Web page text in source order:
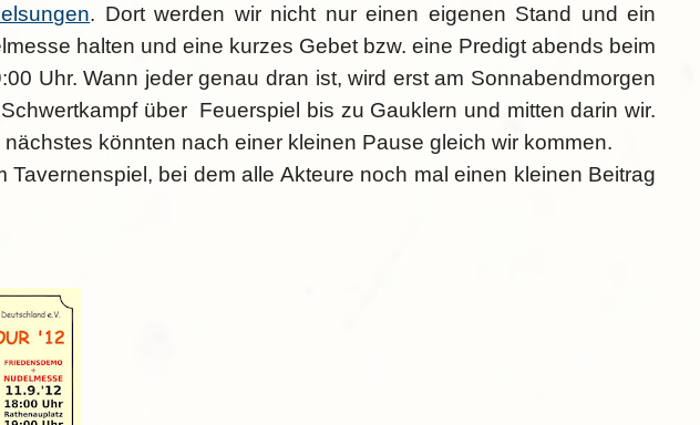
. Dort werden wir nicht nur einen eigenen Stand und ein
halten und eine kurzes Gebet bzw. eine Predigt abends beim
Uhr. Wann jeder genau dran ist, wird erst am Sonnabendmorgen
über Feuerspiel bis zu Gauklern und mitten darin wir.
könnten nach einer kleinen Pause gleich wir kommen.
bei dem alle Akteure noch mal einen kleinen Beitrag